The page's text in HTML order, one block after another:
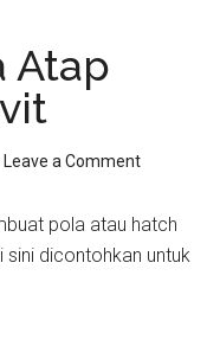
Atap
Leave a Comment
pola atau hatch
sini dicontohkan untuk